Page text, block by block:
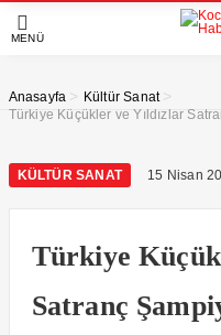
MENÜ
Anasayfa > Kültür Sanat >
Türkiye Küçükler ve Yıldızlar
KÜLTÜR SANAT 15 Nisan
Türkiye
Satranç